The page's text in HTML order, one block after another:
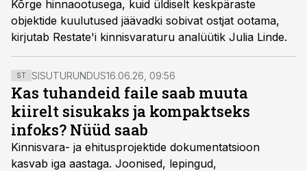
Kõrge hinnaootusega, kuid üldiselt keskpäraste
objektide kuulutused jäävadki sobivat ostjat ootama,
kirjutab Restate'i kinnisvaraturu analüütik Julia Linde.
ST SISUTURUNDUS16.06.26, 09:56
Kas tuhandeid faile saab muuta
kiirelt sisukaks ja kompaktseks
infoks? Nüüd saab
Kinnisvara- ja ehitusprojektide dokumentatsioon
kasvab iga aastaga. Joonised, lepingud,